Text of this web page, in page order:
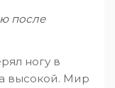
после
ногу в
высокой. Мир